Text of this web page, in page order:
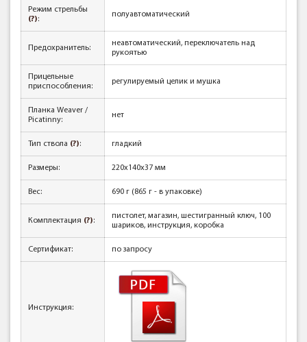
Режим стрельбы
(?):
полуавтоматический
Предохранитель:
неавтоматический, переключатель над
рукоятью
Прицельные
приспособления:
регулируемый целик и мушка
Планка Weaver /
Picatinny:
нет
Тип ствола (?): гладкий
Размеры: 220x140x37 мм
Вес: 690 г (865 г - в упаковке)
Комплектация (?):
пистолет, магазин, шестигранный ключ, 100
шариков, инструкция, коробка
Сертификат: по запросу
Инструкция: